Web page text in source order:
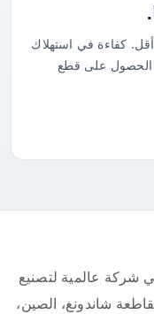
كفاءة في استهلاك
الحصول على قطع
شركة عالمية لتصنيع
شاندونغ، الصين،